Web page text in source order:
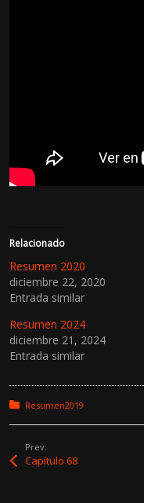
Relacionado
Resumen 2020
diciembre 22, 2020
Entrada similar
Resumen 2024
diciembre 21, 2024
Entrada similar
Posted in:
Resumen2019
Prev:
Capítulo 68